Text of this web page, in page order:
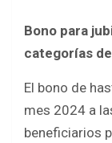
Bono para
categorías
El bono de
mes 2024 a
beneficiarios